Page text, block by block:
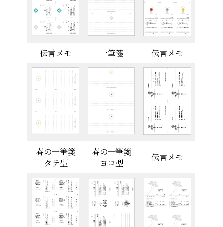
伝言メモ 一筆箋 伝言メモ
春の一筆箋
タテ型
春の一筆箋
ヨコ型
伝言メモ